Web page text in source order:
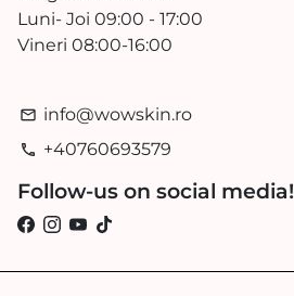
Luni- Joi 09:00 - 17:00
Vineri 08:00-16:00
email info@wowskin.ro
phone +40760693579
Follow-us on social media!